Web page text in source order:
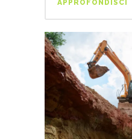
APPROFONDISCI